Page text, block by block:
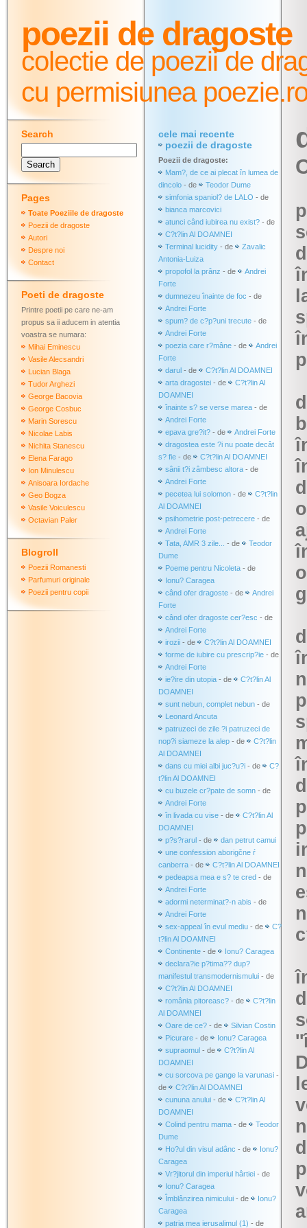
poezii de dragoste
colectie de poezii de
cu permisiunea
Search
Pages
Toate Poeziile de dragoste
Poezii de dragoste
Autori
Despre noi
Contact
Poeti de dragoste
Printre poetii pe care ne-am
propus sa ii aducem in atentia
voastra se numara:
Mihai Eminescu
Vasile Alecsandri
Lucian Blaga
Tudor Arghezi
George Bacovia
George Cosbuc
Marin Sorescu
Nicolae Labis
Nichita Stanescu
Elena Farago
Ion Minulescu
Anisoara Iordache
Geo Bogza
Vasile Voiculescu
Octavian Paler
Blogroll
Poezii Romanesti
Parfumuri originale
Poezii pentru copii
cele mai recente
poezii de dragoste
Poezii de dragoste:
Mam?, de ce ai plecat în lumea de
dincolo - de
Teodor Dume
simfonia spaniol? de LALO - de
bianca marcovici
atunci când iubirea nu exist? - de
C?t?lin Al DOAMNEI
Terminal lucidity - de
Zavalic
Antonia-Luiza
propofol la prânz - de
Andrei
Forte
dumnezeu înainte de foc - de
Andrei Forte
spum? de c?p?uni trecute - de
Andrei Forte
poezia care r?mâne - de
Andrei
Forte
darul - de
C?t?lin Al DOAMNEI
arta dragostei - de
C?t?lin Al
DOAMNEI
înainte s? se verse marea - de
Andrei Forte
epava gre?it? - de
Andrei Forte
dragostea este ?i nu poate decât
s? fie - de
C?t?lin Al DOAMNEI
sânii t?i zâmbesc altora - de
Andrei Forte
pecetea lui solomon - de
C?t?lin
Al DOAMNEI
psihometrie post-petrecere - de
Andrei Forte
Tata, AMR 3 zile...
- de
Teodor
Dume
Poeme pentru Nicoleta - de
Ionu? Caragea
când ofer dragoste - de
Andrei
Forte
când ofer dragoste cer?esc - de
Andrei Forte
irozii - de
C?t?lin Al DOAMNEI
forme de iubire cu prescrip?ie - de
Andrei Forte
ie?ire din utopia - de
C?t?lin Al
DOAMNEI
sunt nebun, complet nebun - de
Leonard Ancuta
patruzeci de zile ?i patruzeci de
nop?i siameze la alep - de
C?t?lin
Al DOAMNEI
dans cu miei albi juc?u?i - de
C?
t?lin Al DOAMNEI
cu buzele cr?pate de somn - de
Andrei Forte
în livada cu vise - de
C?t?lin Al
DOAMNEI
p?s?rarul - de
dan petrut camui
une confession aborigčne ŕ
canberra - de
C?t?lin Al DOAMNEI
pedeapsa mea e s? te cred - de
Andrei Forte
adormi neterminat?-n abis - de
Andrei Forte
sex-appeal în evul mediu - de
C?
t?lin Al DOAMNEI
Continente - de
Ionu? Caragea
declara?ie p?tima?? dup?
manifestul transmodernismului - de
C?t?lin Al DOAMNEI
românia pitoreasc? - de
C?t?lin
Al DOAMNEI
Oare de ce? - de
Silvian Costin
Picurare - de
Ionu? Caragea
supraomul - de
C?t?lin Al
DOAMNEI
cu sorcova pe gange la varunasi -
de
C?t?lin Al DOAMNEI
cununa anului - de
C?t?lin Al
DOAMNEI
Colind pentru mama - de
Teodor
Dume
Ho?ul din visul adânc - de
Ionu?
Caragea
Vr?jitorul din imperiul hârtiei - de
Ionu? Caragea
Îmblânzirea nimicului - de
Ionu?
Caragea
patria mea ierusalimul (1) - de